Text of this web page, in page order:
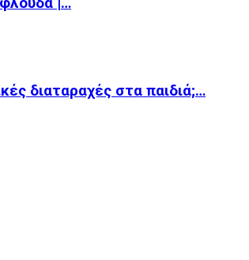
διαταραχές στα παιδιά;…